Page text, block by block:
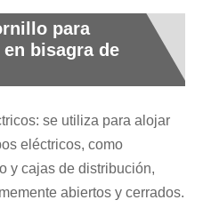
para
bisagra de
se utiliza para alojar
eléctricos, como
y cajas de distribución,
abiertos y cerrados.